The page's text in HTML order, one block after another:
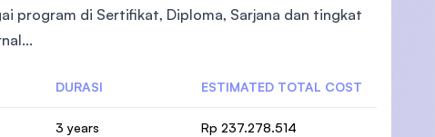
program di Sertifikat, Diploma, Sarjana dan tingkat
DURASI ESTIMATED TOTAL COST
3 years Rp 237.278.514